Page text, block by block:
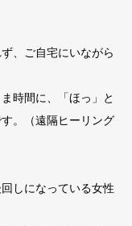
、ご自宅にいながら
時間に、「ほっ」と
。（遠隔ヒーリング
しになっている女性